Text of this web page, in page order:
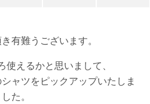
有難うございます。
えるかと思いまして、
ャツをピックアップいたしま
した。